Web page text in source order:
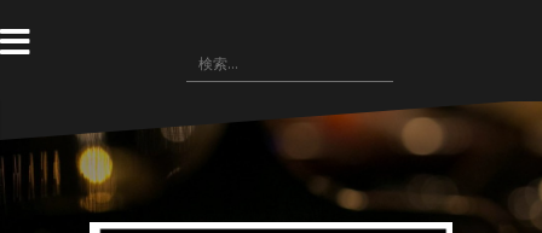
ン
テ
へ
ス
検
索: